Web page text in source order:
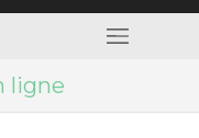
ligne